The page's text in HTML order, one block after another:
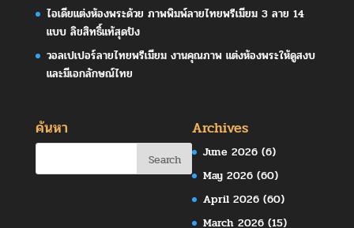
ไอเดียแต่งห้องพระด้วย ภาพพิมพ์ลายไทยพรีเมียม 3 ลาย 14
แบบ ลิขสิทธิ์แท้สุดปัง
วอลเปเปอร์ลายไทยพรีเมียม งานคุณภาพ แต่งห้องพระให้ดูสงบ
และมีเอกลักษณ์ไทย
ค้นหา Archives
June 2026 (6)
May 2026 (60)
April 2026 (60)
March 2026 (15)